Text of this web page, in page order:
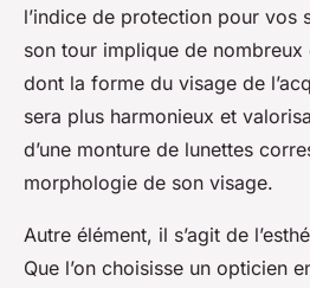
l’indice de protection pour vos
son tour implique de nombreux
dont la forme du visage de
sera plus harmonieux et
d’une monture de lunettes
morphologie de son visage.
Autre élément, il s’agit de
Que l’on choisisse un opticien